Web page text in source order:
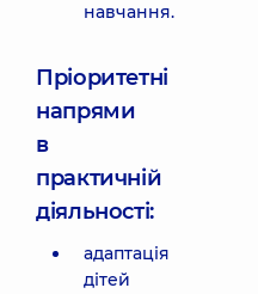
навчання.
Пріоритетні
напрями
в
практичній
діяльності:
адаптація
дітей